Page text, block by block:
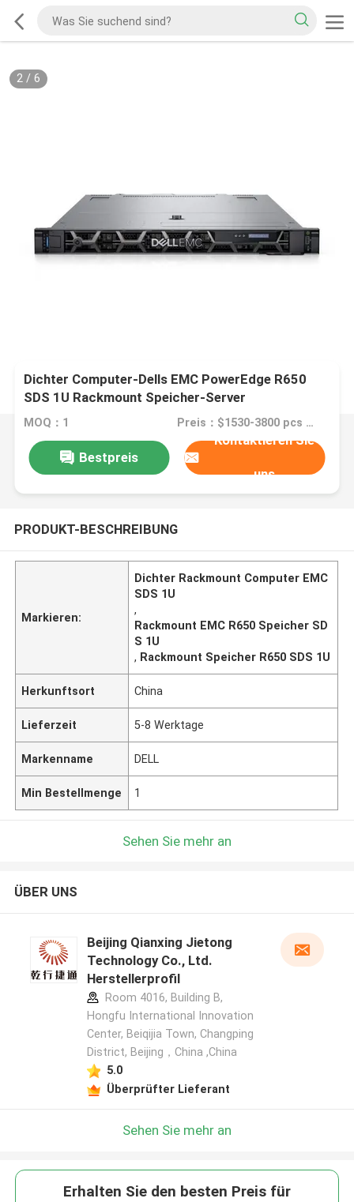
2/ 6
Dichter Computer-Dells EMC PowerEdge R650
SDS 1U Rackmount Speicher-Server
MOQ：1 Preis：$1530-3800 pcs Negotiable
Bestpreis
Kontaktieren Sie
uns
PRODUKT-BESCHREIBUNG
Markieren:
Dichter Rackmount Computer EMC
SDS 1U
,
Rackmount EMC R650 Speicher SD
S 1U
, Rackmount Speicher R650 SDS 1U
Herkunftsort China
Lieferzeit 5-8 Werktage
Markenname DELL
Min Bestellmenge 1
Sehen Sie mehr an
ÜBER UNS
Beijing Qianxing Jietong
Technology Co., Ltd.
Herstellerprofil
Room 4016, Building B,
Hongfu International Innovation
Center, Beiqijia Town, Changping
District, Beijing，China ,China
5.0
Überprüfter Lieferant
Sehen Sie mehr an
Erhalten Sie den besten Preis für